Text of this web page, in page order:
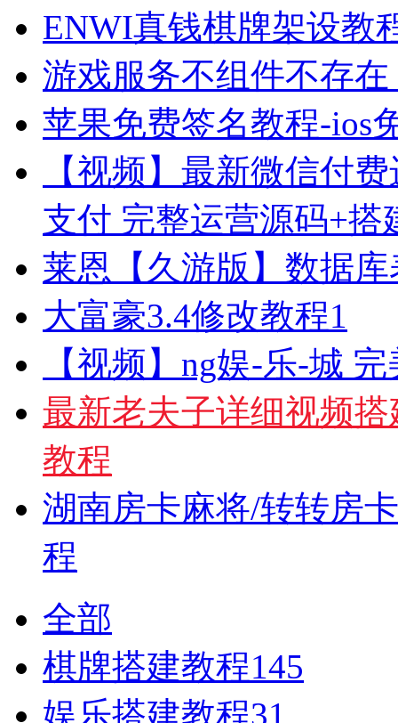
ENWI真钱棋牌架设教
游戏服务不组件不存
苹果免费签名教程-ios
【视频】最新微信付
支付 完整运营源码+搭
莱恩【久游版】数据
大富豪3.4修改教程1
【视频】ng娱-乐-城
最新老夫子详细视频
教程
湖南房卡麻将/转转房
程
全部
棋牌搭建教程145
娱乐搭建教程31